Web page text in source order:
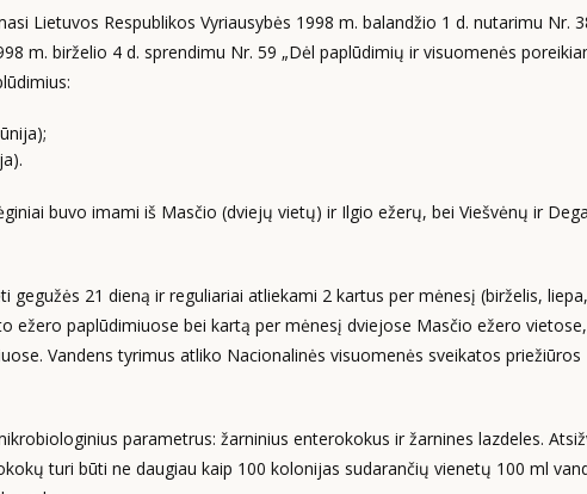
Lietuvos Respublikos Vyriausybės 1998 m. balandžio 1 d. nutarimu Nr.
m. birželio 4 d. sprendimu Nr. 59 „Dėl paplūdimių ir visuomenės
buvo imami iš Masčio (dviejų vietų) ir Ilgio ežerų, bei Viešvėnų ir
gegužės 21 dieną ir reguliariai atliekami 2 kartus per mėnesį (birželis, liepa,
ežero paplūdimiuose bei kartą per mėnesį dviejose Masčio ežero
Vandens tyrimus atliko Nacionalinės visuomenės sveikatos priežiūros
parametrus: žarninius enterokokus ir žarnines lazdeles.
turi būti ne daugiau kaip 100 kolonijas sudarančių vienetų 100 ml